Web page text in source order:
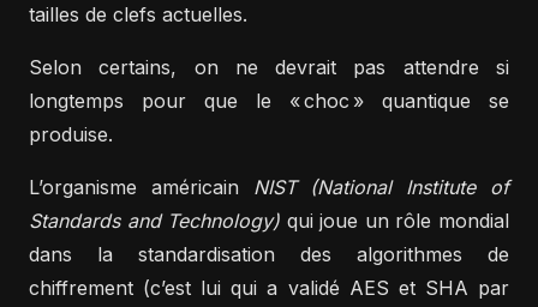
tailles de clefs actuelles.
Selon certains, on ne devrait pas attendre si
longtemps pour que le « choc » quantique se
produise.
L’organisme américain NIST (National Institute of
Standards and Technology) qui joue un rôle mondial
dans la standardisation des algorithmes de
chiffrement (c’est lui qui a validé AES et SHA par